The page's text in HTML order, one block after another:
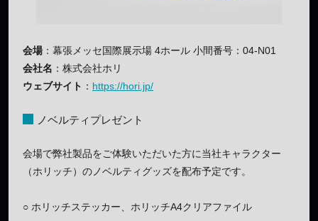
会場 ：幕張メッセ国際展示場 4ホール 小間番号：04-N01
会社名 ：株式会社ホリ
ウェブサイト ： https://hori.jp/
ノベルティプレゼント
会場で弊社製品をご体験いただいた方に当社キャラクター
（ホリッチ）のノベルティグッズを配布予定です。
○ ホリッチステッカー、ホリッチA4クリアファイル